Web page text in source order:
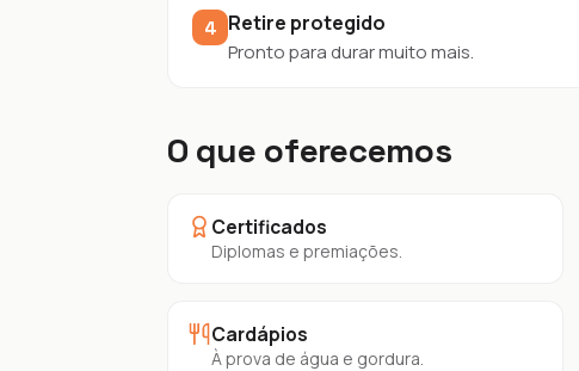
4 Retire protegido
Pronto para durar muito mais.
O que oferecemos
Certificados
Diplomas e premiações.
Cardápios
À prova de água e gordura.